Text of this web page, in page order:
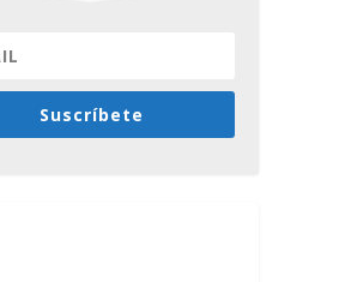
Suscríbete